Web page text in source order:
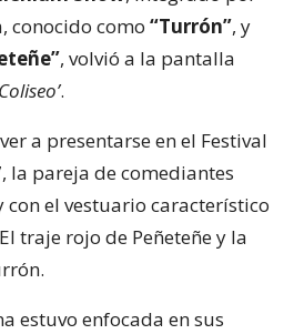
conocido como “Turrón”, y
, volvió a la pantalla
.
a presentarse en el Festival
la pareja de comediantes
con el vestuario característico
traje rojo de Peñeteñe y la
estuvo enfocada en sus